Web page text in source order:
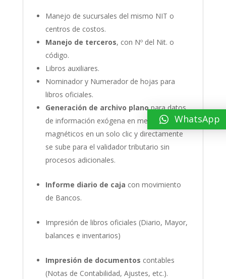
Manejo de sucursales del mismo NIT o
centros de costos.
Manejo de terceros, con Nº del Nit. o
código.
Libros auxiliares.
Nominador y Numerador de hojas para
libros oficiales.
Generación de archivo planopara datos
de información exógena en medios
magnéticos en un solo clic y directamente
se sube para el validador tributario sin
procesos adicionales.
Informe diario de caja con movimiento
de Bancos.
Impresión de libros oficiales (Diario, Mayor,
balances e inventarios)
Impresión de documentos contables
(Notas de Contabilidad, Ajustes, etc.).
WhatsApp